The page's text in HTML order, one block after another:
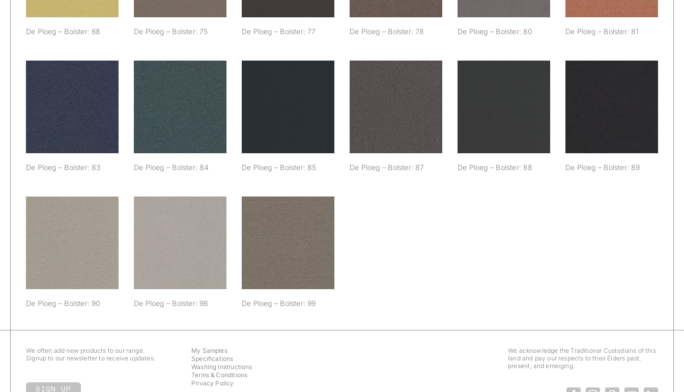
De Ploeg – Bolster: 68 De Ploeg – Bolster: 75 De Ploeg – Bolster: 77 De Ploeg – Bolster: 78 De Ploeg – Bolster: 80 De Ploeg – Bolster: 81
De Ploeg – Bolster:
83
De Ploeg – Bolster: 83
De Ploeg – Bolster:
84
De Ploeg – Bolster: 84 De Ploeg – Bolster: 85
De Ploeg – Bolster:
87
De Ploeg – Bolster: 87 De Ploeg – Bolster: 88
De Ploeg – Bolster:
De Ploeg – Bolster: 89
De Ploeg – Bolster:
90
De Ploeg – Bolster: 90
De Ploeg – Bolster:
98
De Ploeg – Bolster: 98
De Ploeg – Bolster:
99
De Ploeg – Bolster: 99
We often add new products to our range.
Signup to our newsletter to receive updates.
SIGN UP
My Samples
Specifications
Washing Instructions
Terms & Conditions
Privacy Policy
We acknowledge the Traditional Custodians of this
land and pay our respects to their Elders past,
present, and emerging.